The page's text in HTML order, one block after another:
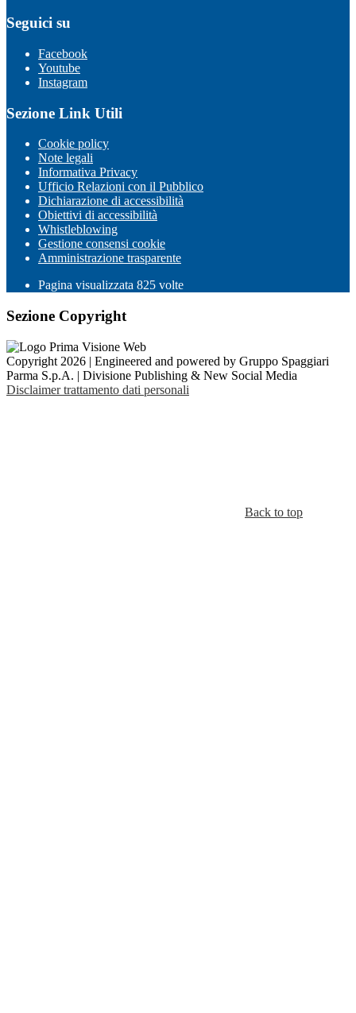
Seguici su
Facebook
Youtube
Instagram
Sezione Link Utili
Cookie policy
Note legali
Informativa Privacy
Ufficio Relazioni con il Pubblico
Dichiarazione di accessibilità
Obiettivi di accessibilità
Whistleblowing
Gestione consensi cookie
Amministrazione trasparente
Pagina visualizzata 825 volte
Sezione Copyright
Copyright 2026 | Engineered and powered by Gruppo Spaggiari
Parma S.p.A. | Divisione Publishing & New Social Media
Disclaimer trattamento dati personali
Back to top